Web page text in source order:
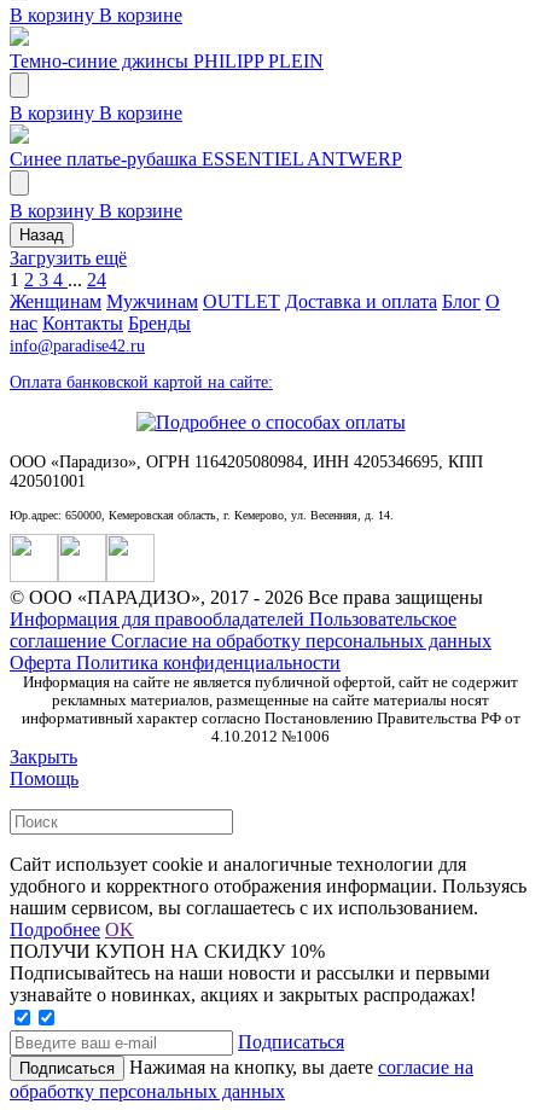
В корзину В корзине
Темно-синие джинсы PHILIPP PLEIN
В корзину В корзине
Синее платье-рубашка ESSENTIEL ANTWERP
В корзину В корзине
Назад
Загрузить ещё
1 2 3 4 ... 24
Женщинам Мужчинам OUTLET Доставка и оплата Блог О
нас Контакты Бренды
info@paradise42.ru
Оплата банковской картой на сайте:
ООО «Парадизо», ОГРН 1164205080984, ИНН 4205346695, КПП
420501001
Юр.адрес: 650000, Кемеровская область, г. Кемерово, ул. Весенняя, д. 14.
© ООО «ПАРАДИЗО», 2017 - 2026 Все права защищены
Информация для правообладателей Пользовательское
соглашение Согласие на обработку персональных данных
Оферта Политика конфиденциальности
Информация на сайте не является публичной офертой, сайт не содержит
рекламных материалов, размещенные на сайте материалы носят
информативный характер согласно Постановлению Правительства РФ от
4.10.2012 №1006
Закрыть
Помощь
Сайт использует cookie и аналогичные технологии для
удобного и корректного отображения информации. Пользуясь
нашим сервисом, вы соглашаетесь с их использованием.
Подробнее OK
ПОЛУЧИ КУПОН НА СКИДКУ 10%
Подписывайтесь на наши новости и рассылки и первыми
узнавайте о новинках, акциях и закрытых распродажах!
Подписаться
Нажимая на кнопку, вы даете согласие на
обработку персональных данных